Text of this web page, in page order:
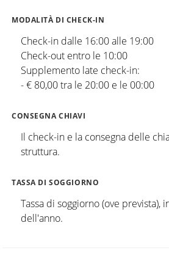
MODALITÀ DI CHECK-IN
Check-in dalle 16:00 alle 19:00
Check-out entro le 10:00
Supplemento late check-in:
- € 80,00 tra le 20:00 e le 00:00
CONSEGNA CHIAVI
Il check-in e la consegna delle
struttura.
TASSA DI SOGGIORNO
Tassa di soggiorno (ove prevista),
dell'anno.